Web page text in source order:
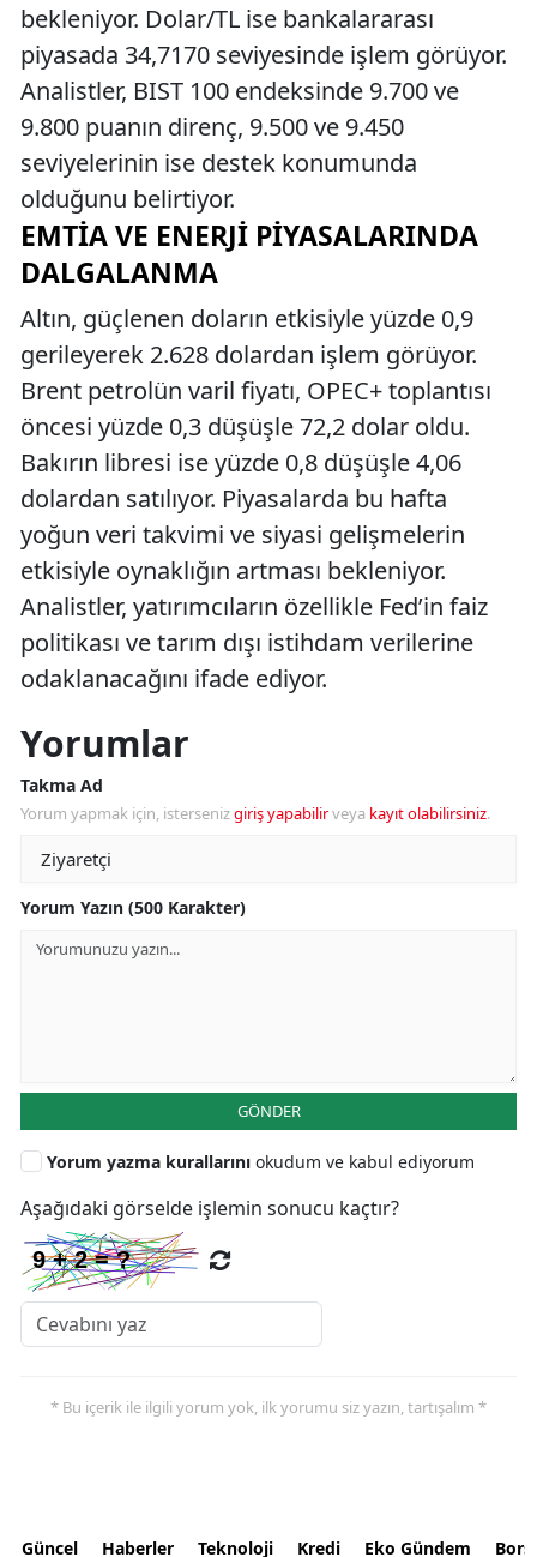
bekleniyor. Dolar/TL ise bankalararası
piyasada 34,7170 seviyesinde işlem görüyor.
Analistler, BIST 100 endeksinde 9.700 ve
9.800 puanın direnç, 9.500 ve 9.450
seviyelerinin ise destek konumunda
olduğunu belirtiyor.
EMTIA VE ENERJI PIYASALARINDA
DALGALANMA
Altın, güçlenen doların etkisiyle yüzde 0,9
gerileyerek 2.628 dolardan işlem görüyor.
Brent petrolün varil fiyatı, OPEC+ toplantısı
öncesi yüzde 0,3 düşüşle 72,2 dolar oldu.
Bakırın libresi ise yüzde 0,8 düşüşle 4,06
dolardan satılıyor. Piyasalarda bu hafta
yoğun veri takvimi ve siyasi gelişmelerin
etkisiyle oynaklığın artması bekleniyor.
Analistler, yatırımcıların özellikle Fed’in faiz
politikası ve tarım dışı istihdam verilerine
odaklanacağını ifade ediyor.
Yorumlar
Takma Ad
Yorum yapmak için, istersenizgiriş yapabilirveya kayıt olabilirsiniz.
Yorum Yazın (500 Karakter)
GÖNDER
Yorum yazma kurallarını okudum ve kabul ediyorum
Aşağıdaki görselde işlemin sonucu kaçtır?
* Bu içerik ile ilgili yorum yok, ilk yorumu siz yazın, tartışalım *
Güncel Haberler Teknoloji Kredi Eko Gündem